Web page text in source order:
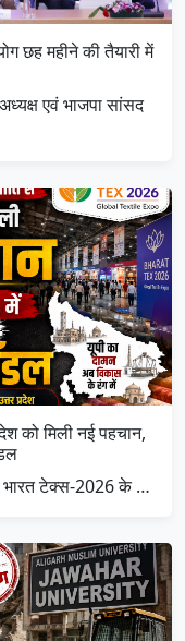
छह महीने की तैयारी में
एवं भाजपा सांसद
को मिली नई पहचान,
भारत टेक्स-2026 के …